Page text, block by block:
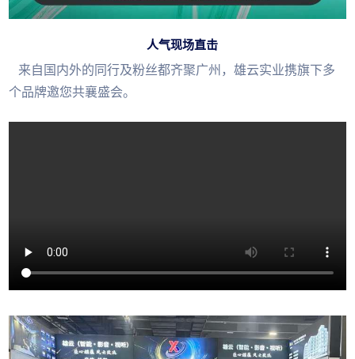
人气现场直击
来自国内外的同行及粉丝都齐聚广州，雄云实业携旗下多
个品牌邀您共襄盛会。